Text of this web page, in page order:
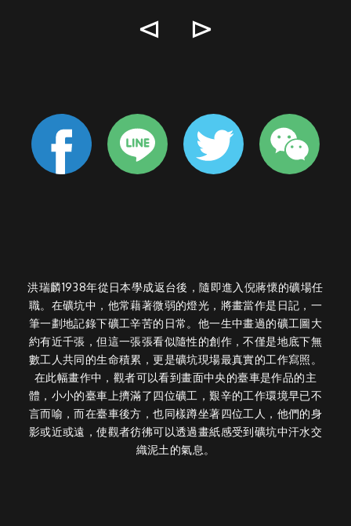
⊲ ⊳
洪瑞麟1938年從日本學成返台後，隨即進入倪蔣懷的礦場任
職。在礦坑中，他常藉著微弱的燈光，將畫當作是日記，一
筆一劃地記錄下礦工辛苦的日常。他一生中畫過的礦工圖大
約有近千張，但這一張張看似隨性的創作，不僅是地底下無
數工人共同的生命積累，更是礦坑現場最真實的工作寫照。
在此幅畫作中，觀者可以看到畫面中央的臺車是作品的主
體，小小的臺車上擠滿了四位礦工，艱辛的工作環境早已不
言而喻，而在臺車後方，也同樣蹲坐著四位工人，他們的身
影或近或遠，使觀者彷彿可以透過畫紙感受到礦坑中汗水交
織泥土的氣息。